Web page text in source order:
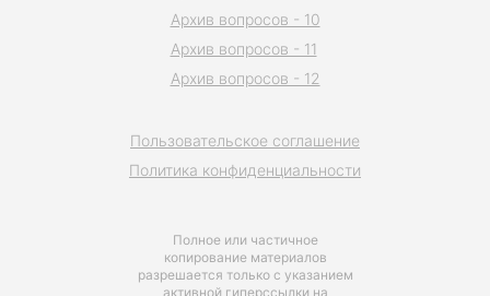
Полное или частичное
копирование материалов
разрешается только с указанием
активной гиперссылки на
Пользовательское соглашение
Политика конфиденциальности
Архив вопросов - 10
Архив вопросов - 11
Архив вопросов - 12